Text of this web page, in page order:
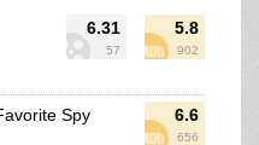
6.31
57
5.8
902
6.6
656
Spy